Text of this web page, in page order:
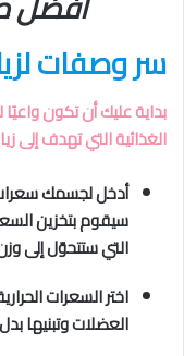
سر وصفات
بداية عليك أن تكون
الغذائية التي تهدف إلى
أدخل لجسمك
سيقوم بتخزين
التي ستتحوّل إلى
اختر السعرات
العضلات